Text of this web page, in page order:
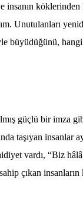
insanın köklerinden
Unutulanları
büyüdüğünü,
güçlü bir imza
taşıyan insanlar
vardı, “Biz
çıkan